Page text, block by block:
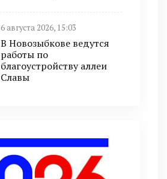
6 августа 2026, 15:03
В Новозыбкове ведутся
работы по
благоустройству аллеи
Славы